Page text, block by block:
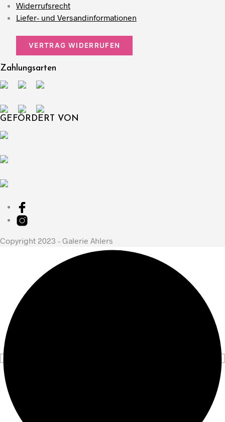
Widerrufsrecht
Liefer- und Versandinformationen
VERTRAG WIDERRUFEN
Zahlungsarten
GEFÖRDERT VON
Copyright 2023 - Galerie Ahlers